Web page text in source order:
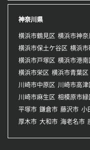
神奈川県
横浜市鶴見区 横浜市神奈
横浜市保土ケ谷区 横浜市
横浜市戸塚区 横浜市港南
横浜市栄区 横浜市青葉区
川崎市中原区 川崎市高津
川崎市麻生区 相模原市緑
平塚市 鎌倉市 藤沢市 小
厚木市 大和市 海老名市